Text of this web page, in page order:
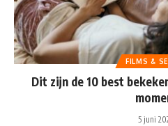
FILMS &
Dit zijn de 10 best
5 juni